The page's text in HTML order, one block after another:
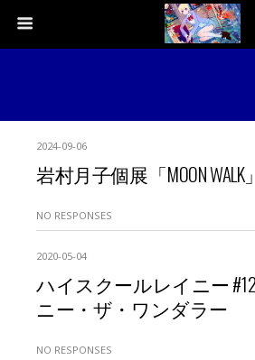
2024-09-06
岩村月子個展「MOON WALK」
NO RESPONSES
2020-05-04
ハイスクールレイニー
ニー・ザ・ワンダラー
NO RESPONSES